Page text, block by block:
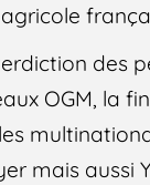
des
OGM, la
mais aussi